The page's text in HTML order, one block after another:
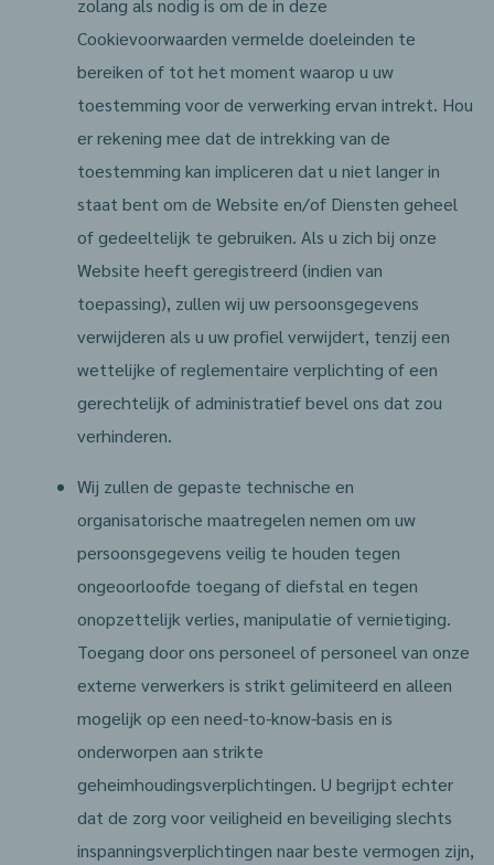
zolang als nodig is om de in deze
Cookievoorwaarden vermelde doeleinden te
bereiken of tot het moment waarop u uw
toestemming voor de verwerking ervan intrekt. Hou
er rekening mee dat de intrekking van de
toestemming kan impliceren dat u niet langer in
staat bent om de Website en/of Diensten geheel
of gedeeltelijk te gebruiken. Als u zich bij onze
Website heeft geregistreerd (indien van
toepassing), zullen wij uw persoonsgegevens
verwijderen als u uw profiel verwijdert, tenzij een
wettelijke of reglementaire verplichting of een
gerechtelijk of administratief bevel ons dat zou
verhinderen.
Wij zullen de gepaste technische en
organisatorische maatregelen nemen om uw
persoonsgegevens veilig te houden tegen
ongeoorloofde toegang of diefstal en tegen
onopzettelijk verlies, manipulatie of vernietiging.
Toegang door ons personeel of personeel van onze
externe verwerkers is strikt gelimiteerd en alleen
mogelijk op een need-to-know-basis en is
onderworpen aan strikte
geheimhoudingsverplichtingen. U begrijpt echter
dat de zorg voor veiligheid en beveiliging slechts
inspanningsverplichtingen naar beste vermogen zijn,